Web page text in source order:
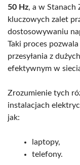
50 Hz, a w Stanach
kluczowych zalet
dostosowywaniu
Taki proces
przesyłania z
efektywnym w
Zrozumienie tych
instalacjach
jak:
laptopy,
telefony.